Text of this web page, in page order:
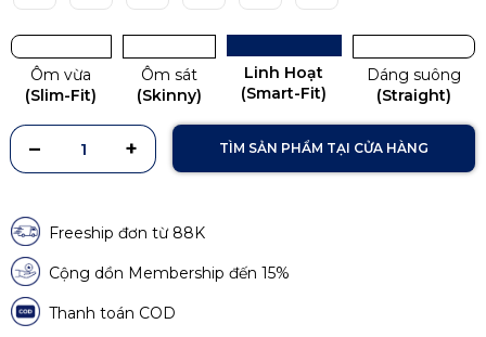
Ôm vừa
(Slim-Fit)
Ôm sát
(Skinny)
Linh Hoạt
(Smart-Fit)
Dáng suông
(Straight)
TÌM SẢN PHẨM TẠI CỬA HÀNG
Freeship đơn từ 88K
Cộng dồn Membership đến 15%
Thanh toán COD